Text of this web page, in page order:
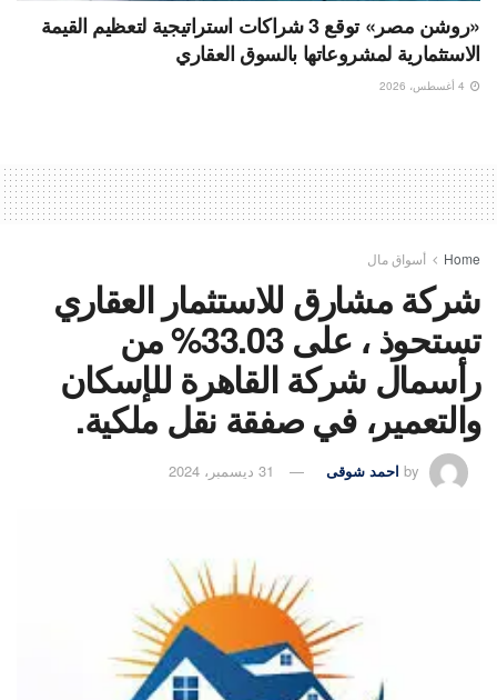
«روشن مصر» توقع 3 شراكات استراتيجية لتعظيم القيمة
الاستثمارية لمشروعاتها بالسوق العقاري
Home أسواق مال
شركة مشارق للاستثمار العقاري
تستحوذ ، على 33.03% من
رأسمال شركة القاهرة للإسكان
والتعمير، في صفقة نقل ملكية.
by احمد شوقى 31 ديسمبر، 2024